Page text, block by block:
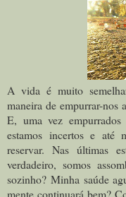
A vida é muito
maneira de empurrar-nos
E, uma vez empurrados
estamos incertos e até
reservar. Nas últimas
verdadeiro, somos
sozinho? Minha saúde
mente continuará bem?